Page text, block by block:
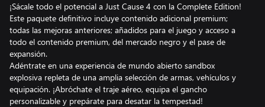
¡Sácale todo el potencial a Just Cause 4 con la Complete Edition!
Este paquete definitivo incluye contenido adicional premium;
todas las mejoras anteriores; añadidos para el juego y acceso a
todo el contenido premium, del mercado negro y el pase de
expansión.
Adéntrate en una experiencia de mundo abierto sandbox
explosiva repleta de una amplia selección de armas, vehículos y
equipación. ¡Abróchate el traje aéreo, equipa el gancho
personalizable y prepárate para desatar la tempestad!